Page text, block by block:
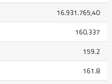
16.931.765,40
160.337
159.2
161.8